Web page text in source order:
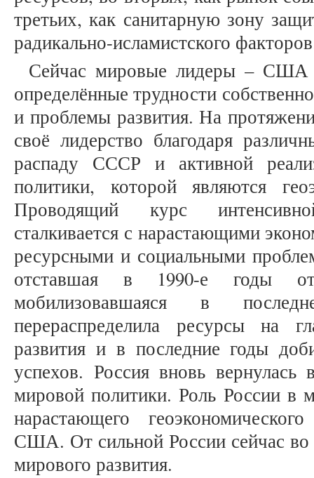
третьих, как санитарную зону
радикально-исламистского
Сейчас мировые лидеры –
определённые трудности
и проблемы развития. На
своё лидерство благодаря
распаду СССР и активной
политики, которой являются
Проводящий курс
сталкивается с нарастающими
ресурсными и социальными
отставшая в 1990-е годы
мобилизовавшаяся в
перераспределила ресурсы на
развития и в последние годы
успехов. Россия вновь
мировой политики. Роль России в
нарастающего
США. От сильной России сейчас во
мирового развития.